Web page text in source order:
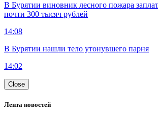
В Бурятии виновник лесного пожара
почти 300 тысяч рублей
14:08
В Бурятии нашли тело утонувшего парня
14:02
Close
Лента новостей